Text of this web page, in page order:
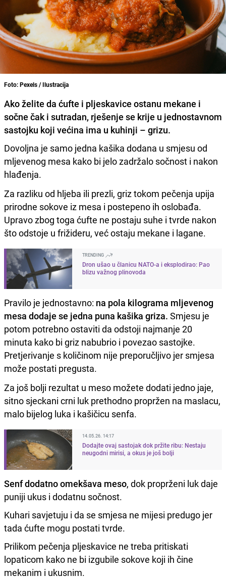
Foto: Pexels / Ilustracija
Ako želite da ćufte i pljeskavice ostanu mekane i
sočne čak i sutradan, rješenje se krije u jednostavnom
sastojku koji većina ima u kuhinji – grizu.
Dovoljna je samo jedna kašika dodana u smjesu od
mljevenog mesa kako bi jelo zadržalo sočnost i nakon
hlađenja.
Za razliku od hljeba ili prezli, griz tokom pečenja upija
prirodne sokove iz mesa i postepeno ih oslobađa.
Upravo zbog toga ćufte ne postaju suhe i tvrde nakon
što odstoje u frižideru, već ostaju mekane i lagane.
TRENDING
Dron ušao u članicu NATO-a i eksplodirao: Pao
blizu važnog plinovoda
Pravilo je jednostavno: na pola kilograma mljevenog
mesa dodaje se jedna puna kašika griza. Smjesu je
potom potrebno ostaviti da odstoji najmanje 20
minuta kako bi griz nabubrio i povezao sastojke.
Pretjerivanje s količinom nije preporučljivo jer smjesa
može postati pregusta.
Za još bolji rezultat u meso možete dodati jedno jaje,
sitno sjeckani crni luk prethodno propržen na maslacu,
malo bijelog luka i kašičicu senfa.
14.05.26. 14:17
Dodajte ovaj sastojak dok pržite ribu: Nestaju
neugodni mirisi, a okus je još bolji
Senf dodatno omekšava meso, dok proprženi luk daje
puniji ukus i dodatnu sočnost.
Kuhari savjetuju i da se smjesa ne mijesi predugo jer
tada ćufte mogu postati tvrde.
Prilikom pečenja pljeskavice ne treba pritiskati
lopaticom kako ne bi izgubile sokove koji ih čine
mekanim i ukusnim.